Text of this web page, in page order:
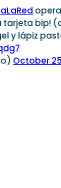
tarjeta bip!
y lápiz
October